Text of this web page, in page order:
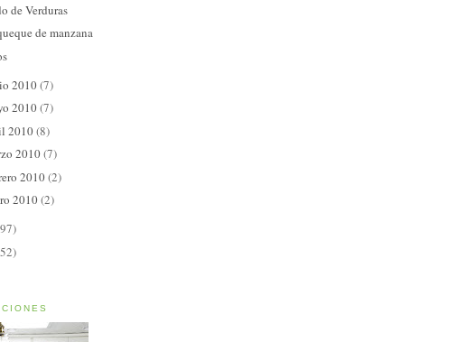
de Verduras
de manzana
2010(7)
2010(7)
2010(8)
2010(7)
2010(2)
2010(2)